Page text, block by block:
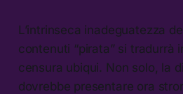
L’intrinseca inadeguatezza
contenuti “pirata” si tradurrà
censura ubiqui. Non solo, la
dovrebbe presentare ora